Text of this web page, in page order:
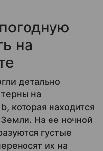
на
детально
на
которая находится
На ее ночной
густые
их на